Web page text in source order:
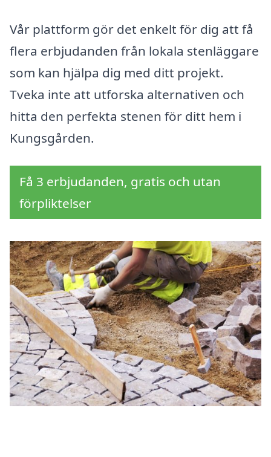
Vår plattform gör det enkelt för dig att få
flera erbjudanden från lokala stenläggare
som kan hjälpa dig med ditt projekt.
Tveka inte att utforska alternativen och
hitta den perfekta stenen för ditt hem i
Kungsgården.
Få 3 erbjudanden, gratis och utan
förpliktelser